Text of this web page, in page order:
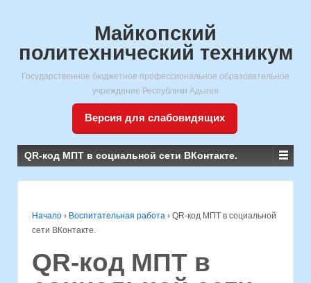
Майкопский
политехнический техникум
Государственное бюджетное профессиональное образовательное
учреждение Республики Адыгея
Версия для слабовидящих
QR-код МПТ в социальной сети ВКонтакте.
Начало › Воспитательная работа › QR-код МПТ в социальной
сети ВКонтакте.
QR-код МПТ в